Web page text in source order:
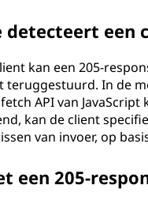
detecteert een
kan een 205-
teruggestuurd. In de
API van
kan de client
van invoer, op
een 205-